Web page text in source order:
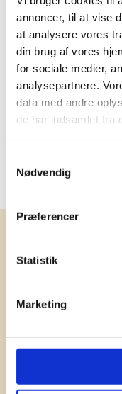
annoncer, til at vise
at analysere vores
din brug af vores
for sociale medier,
analysepartnere.
data med andre
de har indsamlet fra
Nødvendig
Præferencer
Statistik
Marketing
Delivery: 1-2
More information
Type
News and